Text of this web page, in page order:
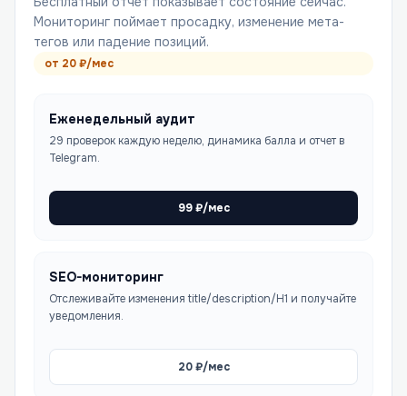
Мониторинг поймает просадку, изменение мета-
тегов или падение позиций.
от 20₽/мес
Еженедельный аудит
29 проверок каждую неделю, динамика балла и отчет в
Telegram.
99₽/мес
SEO-мониторинг
Отслеживайте изменения title/description/H1 и получайте
уведомления.
20₽/мес